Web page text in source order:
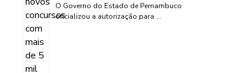
O Governo do Estado de Pernambuco
oficializou a autorização para …